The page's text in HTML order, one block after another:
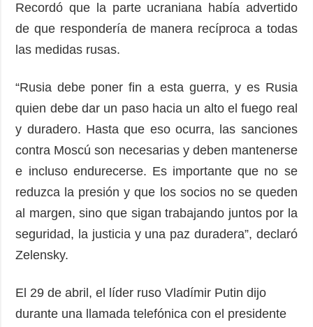
Recordó que la parte ucraniana había advertido
de que respondería de manera recíproca a todas
las medidas rusas.
“Rusia debe poner fin a esta guerra, y es Rusia
quien debe dar un paso hacia un alto el fuego real
y duradero. Hasta que eso ocurra, las sanciones
contra Moscú son necesarias y deben mantenerse
e incluso endurecerse. Es importante que no se
reduzca la presión y que los socios no se queden
al margen, sino que sigan trabajando juntos por la
seguridad, la justicia y una paz duradera”, declaró
Zelensky.
El 29 de abril, el líder ruso Vladímir Putin dijo
durante una llamada telefónica con el presidente